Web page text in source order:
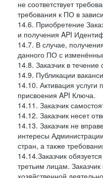
не соответствует
требования к ПО в
14.6. Приобретение
и получения API
14.7. В случае,
данного ПО с
14.8. Заказчик в
14.9. Публикации
14.10. Активация услуги
присвоения API Ключа.
14.11. Заказчик
14.12. Заказчик несет
14.13. Заказчик не
интересы
стран, а также
14.14.Заказчик
третьим лицам.
хозяйственной